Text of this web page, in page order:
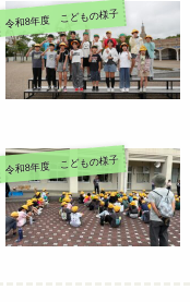
令和8年度 こどもの様子
令和8年度 こどもの様子